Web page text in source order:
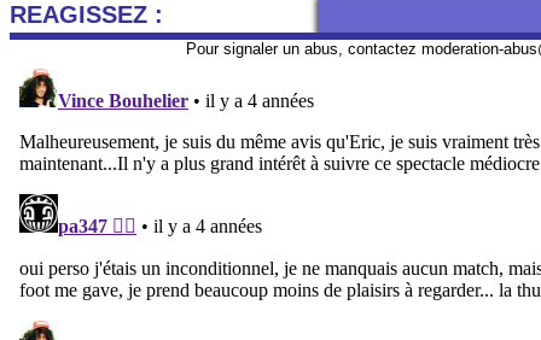
REAGISSEZ :
Pour signaler un abus, contactez moderation-